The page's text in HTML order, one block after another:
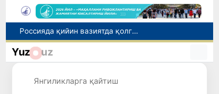
2030 йилгача хавфли чиқиндиларни қайта ишлаш даражаси 20 фоизга етказилади
Ўзбекистон илк бор Халқаро информатика олимпиадаси — IOI 2026га мезбонлик қилади
Yuz uz
Янгиликларга қайтиш